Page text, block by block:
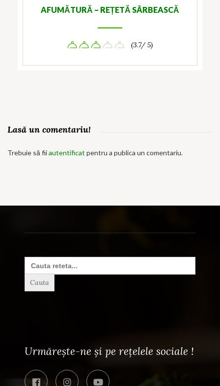
AFUMĂTURĂ – REȚETĂ SÂRBEASCĂ
(3.7/ 5)
Lasă un comentariu!
Trebuie să fiiautentificat pentru a publica un comentariu.
Search
for:
Urmărește-ne și pe rețelele sociale !